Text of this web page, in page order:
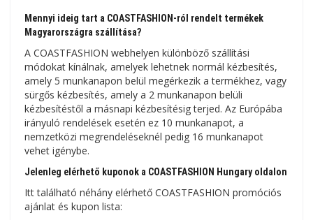
Mennyi ideig tart a COASTFASHION-ról rendelt termékek
Magyarországra szállítása?
A COASTFASHION webhelyen különböző szállítási
módokat kínálnak, amelyek lehetnek normál kézbesítés,
amely 5 munkanapon belül megérkezik a termékhez, vagy
sürgős kézbesítés, amely a 2 munkanapon belüli
kézbesítéstől a másnapi kézbesítésig terjed. Az Európába
irányuló rendelések esetén ez 10 munkanapot, a
nemzetközi megrendeléseknél pedig 16 munkanapot
vehet igénybe.
Jelenleg elérhető kuponok a COASTFASHION Hungary oldalon
Itt található néhány elérhető COASTFASHION promóciós
ajánlat és kupon lista: